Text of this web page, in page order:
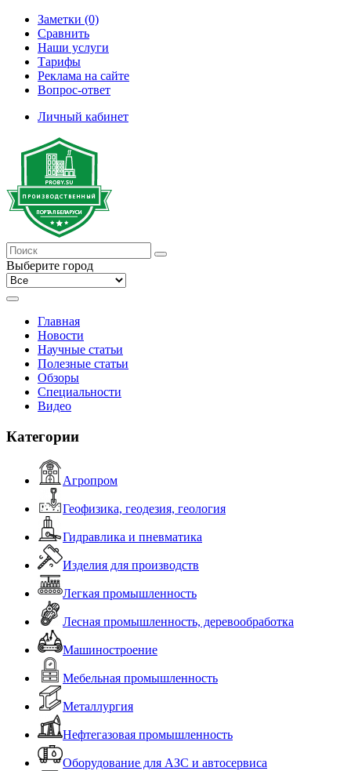
Заметки (0)
Сравнить
Наши услуги
Тарифы
Реклама на сайте
Вопрос-ответ
Личный кабинет
Выберите город
Главная
Новости
Научные статьи
Полезные статьи
Обзоры
Специальности
Видео
Категории
Агропром
Геофизика, геодезия, геология
Гидравлика и пневматика
Изделия для производств
Легкая промышленность
Лесная промышленность, деревообработка
Машиностроение
Мебельная промышленность
Металлургия
Нефтегазовая промышленность
Оборудование для АЗС и автосервиса